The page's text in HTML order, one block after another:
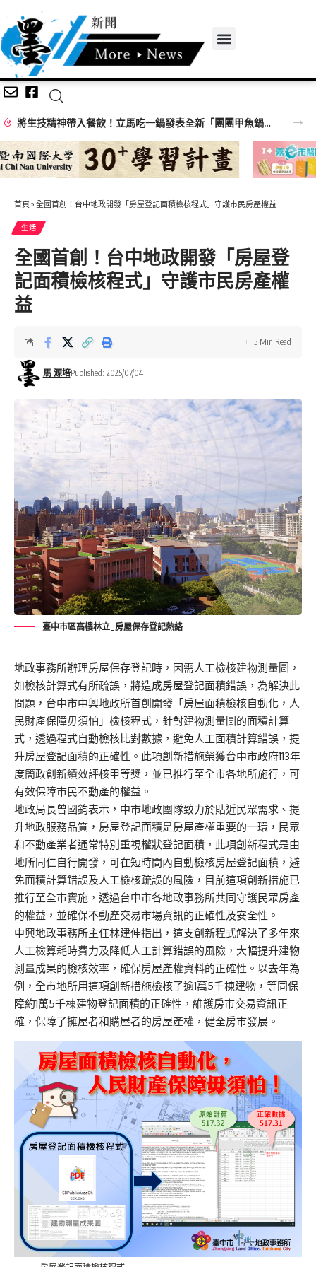
將生技精神帶入餐飲！立馬吃一鍋發表全新「團團甲魚鍋」 搶攻特色鍋物市場
首頁 » 全國首創！台中地政開發「房屋登記面積檢核程式」守護市民房產權益
生活
全國首創！台中地政開發「房屋登
記面積檢核程式」守護市民房產權
益
馬 源培Published: 2025/07/04
5 Min Read
臺中市區高樓林立_房屋保存登記熱絡
地政事務所辦理房屋保存登記時，因需人工檢核建物測量圖，
如檢核計算式有所疏誤，將造成房屋登記面積錯誤，為解決此
問題，台中市中興地政所首創開發「房屋面積檢核自動化，人
民財產保障毋須怕」檢核程式，針對建物測量圖的面積計算
式，透過程式自動檢核比對數據，避免人工面積計算錯誤，提
升房屋登記面積的正確性。此項創新措施榮獲台中市政府113年
度簡政創新績效評核甲等獎，並已推行至全市各地所施行，可
有效保障市民不動產的權益。
地政局長曾國鈞表示，中市地政團隊致力於貼近民眾需求、提
升地政服務品質，房屋登記面積是房屋產權重要的一環，民眾
和不動產業者通常特別重視權狀登記面積，此項創新程式是由
地所同仁自行開發，可在短時間內自動檢核房屋登記面積，避
免面積計算錯誤及人工檢核疏誤的風險，目前這項創新措施已
推行至全市實施，透過台中市各地政事務所共同守護民眾房產
的權益，並確保不動產交易市場資訊的正確性及安全性。
中興地政事務所主任林建伸指出，這支創新程式解決了多年來
人工檢算耗時費力及降低人工計算錯誤的風險，大幅提升建物
測量成果的檢核效率，確保房屋產權資料的正確性。以去年為
例，全市地所用這項創新措施檢核了逾1萬5千棟建物，等同保
障約1萬5千棟建物登記面積的正確性，維護房市交易資訊正
確，保障了擁屋者和購屋者的房屋產權，健全房市發展。